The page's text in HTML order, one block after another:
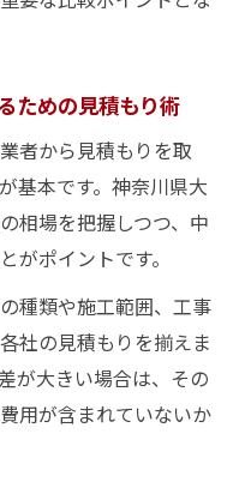
ための見積もり術
者から見積もりを取
基本です。神奈川県大
相場を把握しつつ、中
がポイントです。
種類や施工範囲、工事
社の見積もりを揃えま
が大きい場合は、その
用が含まれていないか